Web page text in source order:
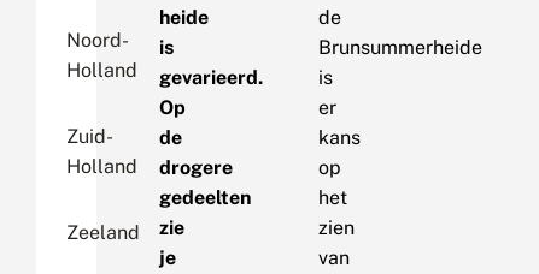
Noord-
Holland
Zuid-
Holland
Zeeland
heide
is
gevarieerd.
Op
de
drogere
gedeelten
zie
je
de
Brunsummerheide
is
er
kans
op
het
zien
van